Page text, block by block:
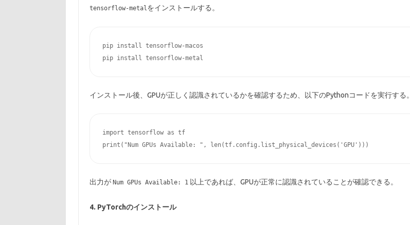
tensorflow-metalをインストールする。
pip install tensorflow-macos
インストール後、GPUが正しく認識されているかを確認するため、以下のPythonコードを実行する。
import tensorflow as tf
出力が Num GPUs Available: 1 以上であれば、GPUが正常に認識されていることが確認できる。
4. PyTorchのインストール